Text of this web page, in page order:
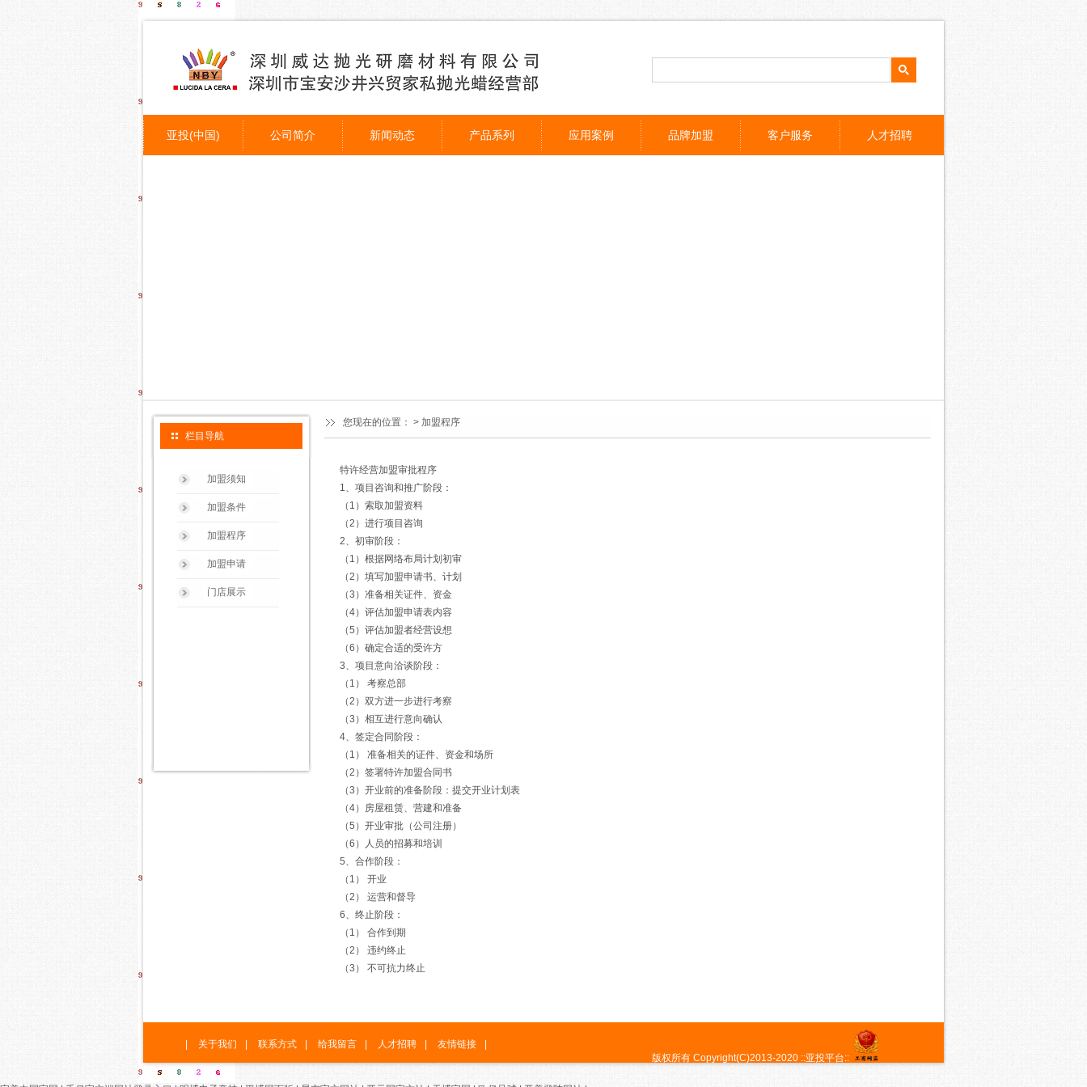
亚投(中国) 公司简介 新闻动态 产品系列 应用案例 品牌加盟 客户服务 人才招聘
栏目导航
加盟须知
加盟条件
加盟程序
加盟申请
门店展示
您现在的位置： > 加盟程序
特许经营加盟审批程序
1、项目咨询和推广阶段：
（1）索取加盟资料
（2）进行项目咨询
2、初审阶段：
（1）根据网络布局计划初审
（2）填写加盟申请书、计划
（3）准备相关证件、资金
（4）评估加盟申请表内容
（5）评估加盟者经营设想
（6）确定合适的受许方
3、项目意向洽谈阶段：
（1） 考察总部
（2）双方进一步进行考察
（3）相互进行意向确认
4、签定合同阶段：
（1） 准备相关的证件、资金和场所
（2）签署特许加盟合同书
（3）开业前的准备阶段：提交开业计划表
（4）房屋租赁、营建和准备
（5）开业审批（公司注册）
（6）人员的招募和培训
5、合作阶段：
（1） 开业
（2） 运营和督导
6、终止阶段：
（1） 合作到期
（2） 违约终止
（3） 不可抗力终止
关于我们 联系方式 给我留言 人才招聘 友情链接
版权所有 Copyright(C)2013-2020 ::亚投平台::